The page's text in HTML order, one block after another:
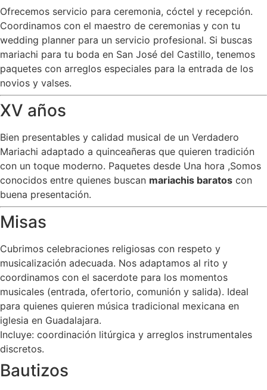
Ofrecemos servicio para ceremonia, cóctel y recepción.
Coordinamos con el maestro de ceremonias y con tu
wedding planner para un servicio profesional. Si buscas
mariachi para tu boda en San José del Castillo, tenemos
paquetes con arreglos especiales para la entrada de los
novios y valses.
XV años
Bien presentables y calidad musical de un Verdadero
Mariachi adaptado a quinceañeras que quieren tradición
con un toque moderno. Paquetes desde Una hora ,Somos
conocidos entre quienes buscan mariachis baratos con
buena presentación.
Misas
Cubrimos celebraciones religiosas con respeto y
musicalización adecuada. Nos adaptamos al rito y
coordinamos con el sacerdote para los momentos
musicales (entrada, ofertorio, comunión y salida). Ideal
para quienes quieren música tradicional mexicana en
iglesia en Guadalajara.
Incluye: coordinación litúrgica y arreglos instrumentales
discretos.
Bautizos